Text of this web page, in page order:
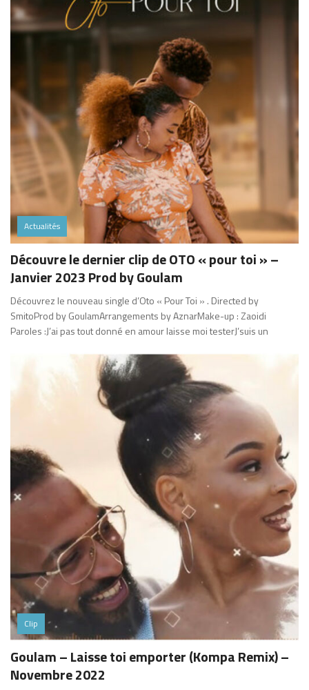
Actualités
Découvre le dernier clip de OTO « pour toi » –
Janvier 2023 Prod by Goulam
Découvrez le nouveau single d’Oto « Pour Toi » . Directed by
SmitoProd by GoulamArrangements by AznarMake-up : Zaoidi
Paroles :J’ai pas tout donné en amour laisse moi testerJ’suis un
Clip
Goulam – Laisse toi emporter (Kompa Remix) –
Novembre 2022